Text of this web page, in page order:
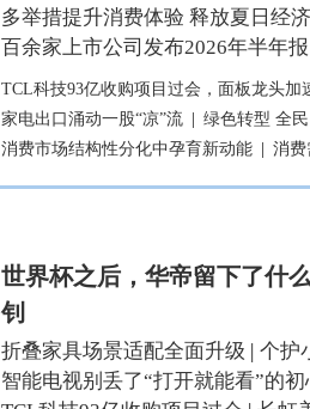
多举措提升消费体验 释放夏日经
百余家上市公司发布2026年半年报
TCL科技93亿收购项目过会，面板龙头加
家电出口涌动一股“凉”流
绿色转型 全
消费市场结构性分化中孕育新动能
消费
世界杯之后，华帝留下了什
钊
折叠家具场景适配全面升级 | 个护
智能电视别丢了“打开就能看”的初